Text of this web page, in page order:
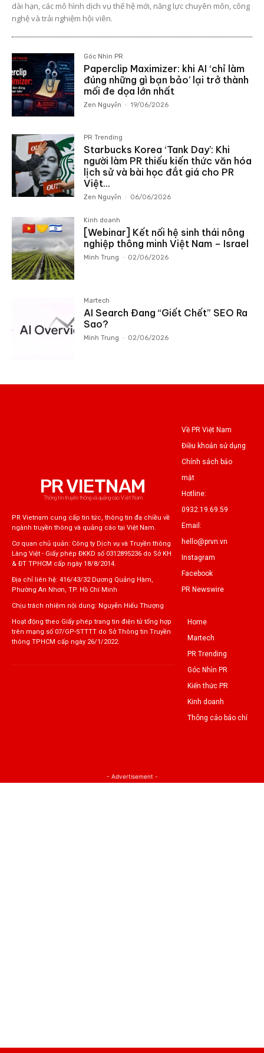
dài hạn, các mô hình dịch vụ thế hệ mới, năng lực chuyên môn, công
nghệ và trải nghiệm hội viên.
Góc Nhìn PR
Paperclip Maximizer: khi AI ‘chỉ làm
đúng những gì bạn bảo’ lại trở thành
mối đe dọa lớn nhất
Zen Nguyễn - 19/06/2026
PR Trending
Starbucks Korea ‘Tank Day’: Khi
người làm PR thiếu kiến thức văn hóa
lịch sử và bài học đắt giá cho PR
Việt...
Zen Nguyễn - 06/06/2026
Kinh doanh
[Webinar] Kết nối hệ sinh thái nông
nghiệp thông minh Việt Nam – Israel
Minh Trung - 02/06/2026
Martech
AI Search Đang “Giết Chết” SEO Ra
Sao?
Minh Trung - 02/06/2026
PR VIETNAM
Thông tin truyền thông và quảng cáo Việt Nam
PR Vietnam cung cấp tin tức, thông tin đa chiều về
ngành truyền thông và quảng cáo tại Việt Nam.
Cơ quan chủ quản: Công ty Dịch vụ và Truyền thông
Làng Việt - Giấy phép ĐKKD số 0312895236 do Sở KH
& ĐT TPHCM cấp ngày 18/8/2014.
Địa chỉ liên hệ: 416/43/32 Dương Quảng Hàm,
Phường An Nhơn, TP. Hồ Chí Minh
Chịu trách nhiệm nội dung: Nguyễn Hiếu Thượng
Hoạt động theo Giấy phép trang tin điện tử tổng hợp
trên mạng số 07/GP-STTTT do Sở Thông tin Truyền
thông TPHCM cấp ngày 26/1/2022.
Về PR Việt Nam
Điều khoản sử dụng
Chính sách bảo
mật
Hotline:
0932.19.69.59
Email:
hello@prvn.vn
Instagram
Facebook
PR Newswire
Home
Martech
PR Trending
Góc Nhìn PR
Kiến thức PR
Kinh doanh
Thông cáo báo chí
- Advertisement -